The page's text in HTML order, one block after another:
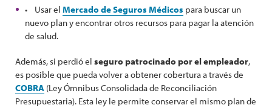
• Usar el Mercado de Seguros Médicos para buscar un
nuevo plan y encontrar otros recursos para pagar la atención
de salud.
Además, si perdió el seguro patrocinado por el empleador,
es posible que pueda volver a obtener cobertura a través de
COBRA (Ley Ómnibus Consolidada de Reconciliación
Presupuestaria). Esta ley le permite conservar el mismo plan de